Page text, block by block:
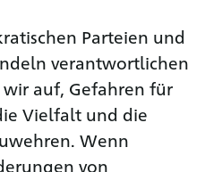
Parteien und
verantwortlichen
auf, Gefahren für
Vielfalt und die
Wenn
von